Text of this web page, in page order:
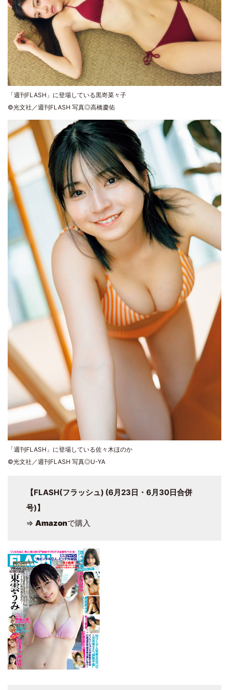
「週刊FLASH」に登場している黒嵜菜々子
©光文社／週刊FLASH 写真◎高橋慶佑
「週刊FLASH」に登場している佐々木ほのか
©光文社／週刊FLASH 写真◎U-YA
【FLASH(フラッシュ) (6月23日・6月30日合併
号)】
⇒ Amazonで購入